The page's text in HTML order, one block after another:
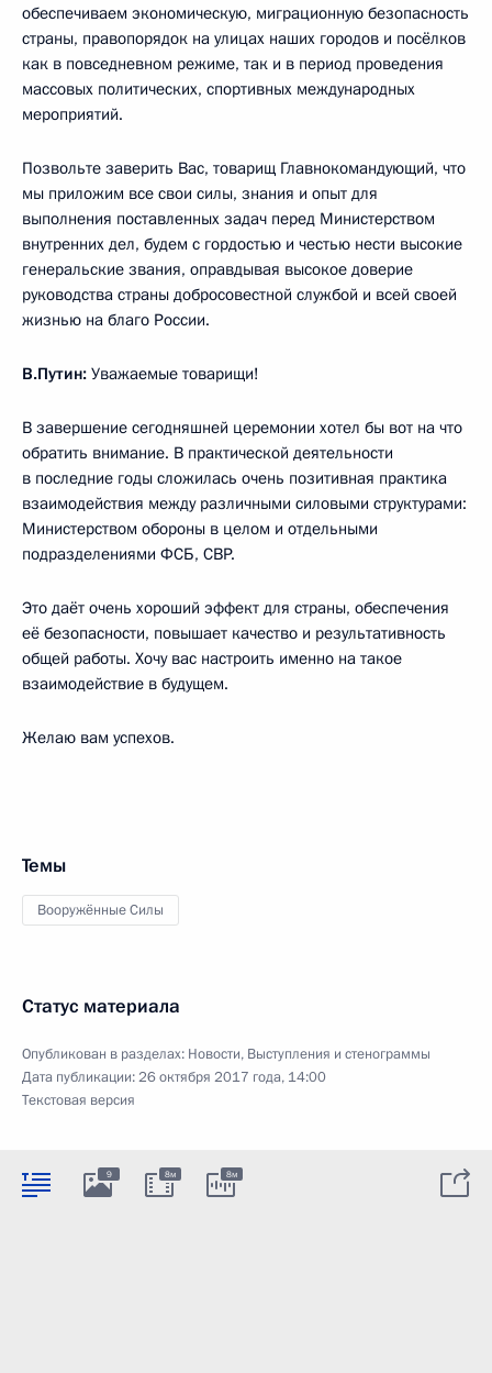
обеспечиваем экономическую, миграционную безопасность
страны, правопорядок на улицах наших городов и посёлков
как в повседневном режиме, так и в период проведения
массовых политических, спортивных международных
мероприятий.
Позвольте заверить Вас, товарищ Главнокомандующий, что
мы приложим все свои силы, знания и опыт для
выполнения поставленных задач перед Министерством
внутренних дел, будем с гордостью и честью нести высокие
генеральские звания, оправдывая высокое доверие
руководства страны добросовестной службой и всей своей
жизнью на благо России.
В.Путин: Уважаемые товарищи!
В завершение сегодняшней церемонии хотел бы вот на что
обратить внимание. В практической деятельности
в последние годы сложилась очень позитивная практика
взаимодействия между различными силовыми структурами:
Министерством обороны в целом и отдельными
подразделениями ФСБ, СВР.
Это даёт очень хороший эффект для страны, обеспечения
её безопасности, повышает качество и результативность
общей работы. Хочу вас настроить именно на такое
взаимодействие в будущем.
Желаю вам успехов.
Темы
Вооружённые Силы
Статус материала
Опубликован в разделах: Новости, Выступления и стенограммы
Дата публикации:26 октября 2017 года, 14:00
Текстовая версия
9 8м 8м